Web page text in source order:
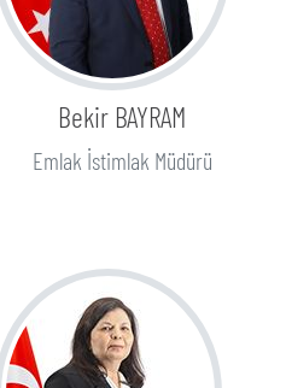
Bekir BAYRAM
Emlak İstimlak Müdürü